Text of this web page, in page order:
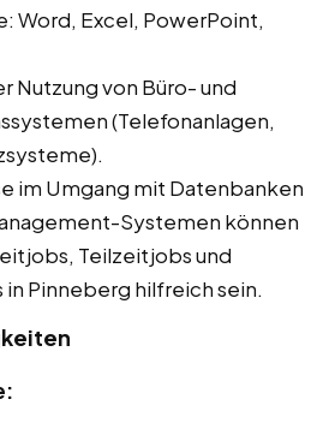
Word, Excel, PowerPoint,
Nutzung von Büro- und
(Telefonanlagen,
im Umgang mit Datenbanken
Systemen können
Teilzeitjobs und
Pinneberg hilfreich sein.